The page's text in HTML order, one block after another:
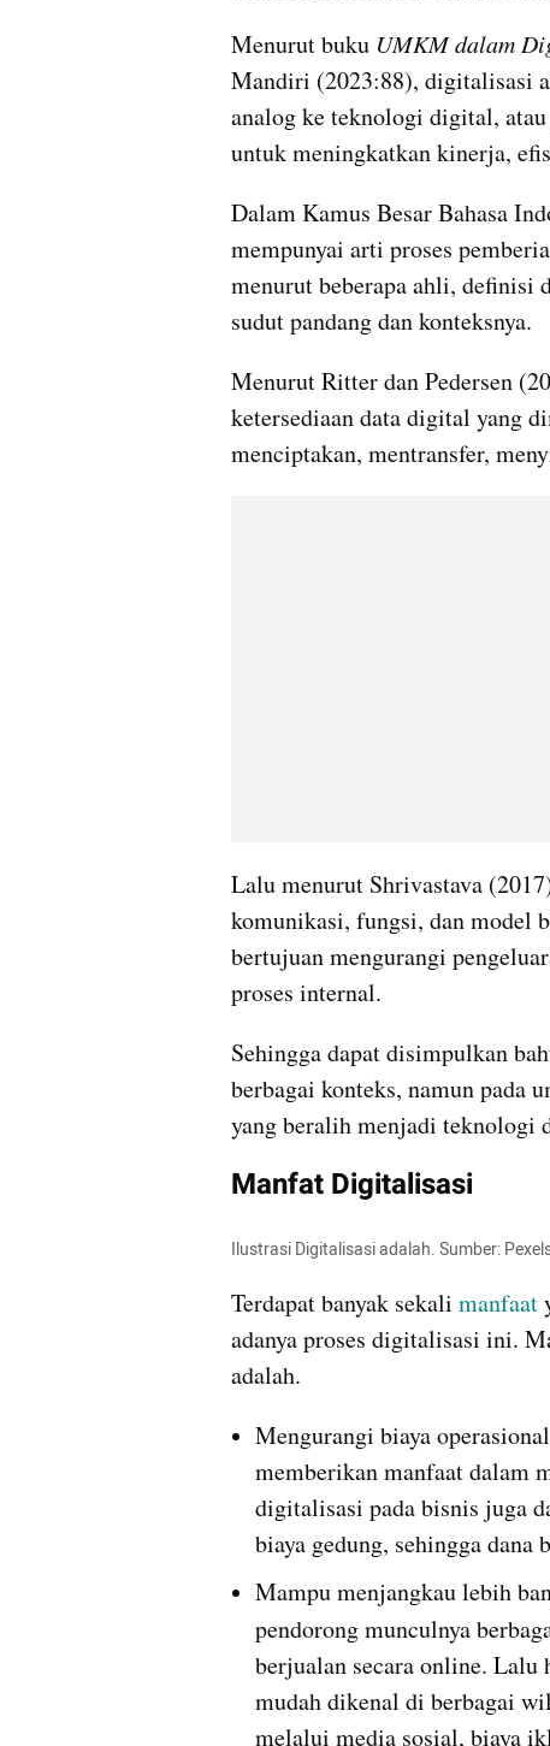
Menurut buku UMKM dalam
Mandiri (2023:88), digitalisasi
analog ke teknologi digital,
untuk meningkatkan kinerja,
Dalam Kamus Besar Bahasa
mempunyai arti proses
menurut beberapa ahli, definisi
sudut pandang dan konteksnya.
Menurut Ritter dan Pedersen
ketersediaan data digital yang
menciptakan, mentransfer,
Lalu menurut Shrivastava
komunikasi, fungsi, dan
bertujuan mengurangi
proses internal.
Sehingga dapat disimpulkan
berbagai konteks, namun pada
yang beralih menjadi teknologi
Manfat Digitalisasi
Ilustrasi Digitalisasi adalah. Sumber:
Terdapat banyak sekali manfaat
adanya proses digitalisasi ini.
adalah.
Mengurangi biaya
memberikan manfaat dalam
digitalisasi pada bisnis juga
biaya gedung, sehingga
Mampu menjangkau lebih
pendorong munculnya
berjualan secara online.
mudah dikenal di berbagai
melalui media sosial, biaya